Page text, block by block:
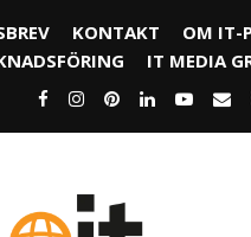
KONTAKT
OM IT-
IT MEDIA